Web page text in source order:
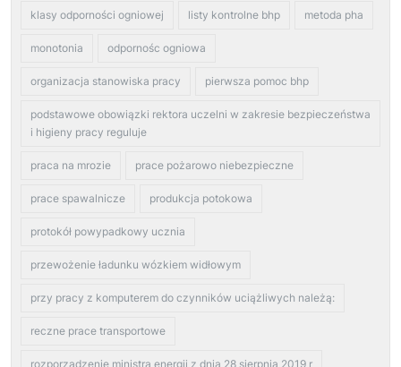
klasy odporności ogniowej listy kontrolne bhp metoda pha
monotonia odpornośc ogniowa
organizacja stanowiska pracy pierwsza pomoc bhp
podstawowe obowiązki rektora uczelni w zakresie bezpieczeństwa
i higieny pracy reguluje
praca na mrozie prace pożarowo niebezpieczne
prace spawalnicze produkcja potokowa
protokół powypadkowy ucznia
przewożenie ładunku wózkiem widłowym
przy pracy z komputerem do czynników uciążliwych należą:
reczne prace transportowe
rozporządzenie ministra energii z dnia 28 sierpnia 2019 r